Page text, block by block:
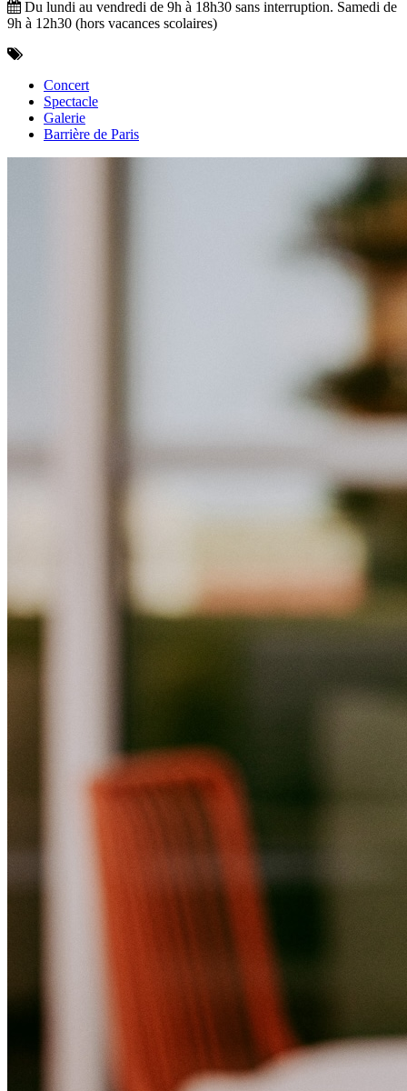
Du lundi au vendredi de 9h à 18h30 sans interruption. Samedi de
9h à 12h30 (hors vacances scolaires)
Concert
Spectacle
Galerie
Barrière de Paris